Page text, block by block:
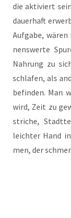
die akti­viert
dau­er­haft
Auf­ga­be,
nens­wer­te
Nah­rung zu
schla­fen, als
befin­den. Man
wird, Zeit zu
stri­che,
leich­ter Hand
men, der